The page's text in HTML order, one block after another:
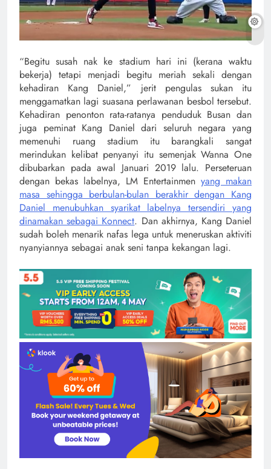
“Begitu susah nak ke stadium hari ini (kerana waktu
bekerja) tetapi menjadi begitu meriah sekali dengan
kehadiran Kang Daniel,” jerit pengulas sukan itu
menggamatkan lagi suasana perlawanan besbol tersebut.
Kehadiran penonton rata-ratanya penduduk Busan dan
juga peminat Kang Daniel dari seluruh negara yang
memenuhi ruang stadium itu barangkali sangat
merindukan kelibat penyanyi itu semenjak Wanna One
dibubarkan pada awal Januari 2019 lalu. Perseteruan
dengan bekas labelnya, LM Entertainmen yang makan
masa sehingga berbulan-bulan berakhir dengan Kang
Daniel menubuhkan syarikat labelnya tersendiri yang
dinamakan sebagai Konnect. Dan akhirnya, Kang Daniel
sudah boleh menarik nafas lega untuk meneruskan aktiviti
nyanyiannya sebagai anak seni tanpa kekangan lagi.